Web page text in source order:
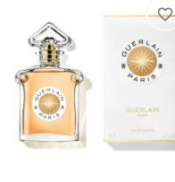
favorite_border